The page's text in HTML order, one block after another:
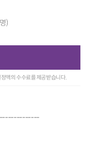
)
액의 수수료를 제공받습니다.